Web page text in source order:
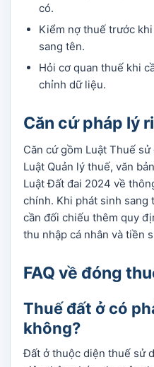
có.
Kiểm nợ thuế trước
sang tên.
Hỏi cơ quan thuế khi
chỉnh dữ liệu.
Căn cứ pháp lý
Căn cứ gồm Luật Thuế
Luật Quản lý thuế, văn
Luật Đất đai 2024 về
chính. Khi phát sinh sang
cần đối chiếu thêm quy
thu nhập cá nhân và tiền
FAQ về đóng
Thuế đất ở có
không?
Đất ở thuộc diện thuế sử